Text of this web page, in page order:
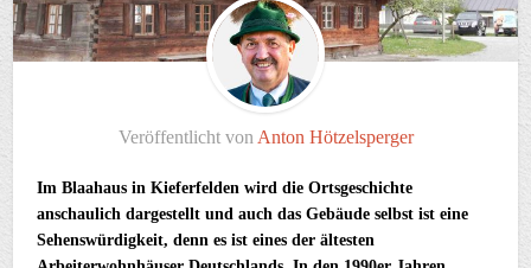
Veröffentlicht von Anton Hötzelsperger
Im Blaahaus in Kieferfelden wird die Ortsgeschichte
anschaulich dargestellt und auch das Gebäude selbst ist eine
Sehenswürdigkeit, denn es ist eines der ältesten